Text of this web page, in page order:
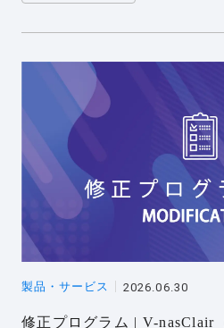
製品・サービス 2026.06.30
修正プログラム | V-nasClair